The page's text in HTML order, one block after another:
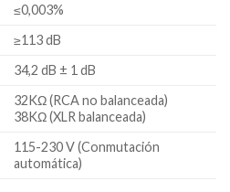
≤0,003%
≥113 dB
34,2 dB ± 1 dB
32KΩ (RCA no balanceada)
38KΩ (XLR balanceada)
115-230 V (Conmutación
automática)